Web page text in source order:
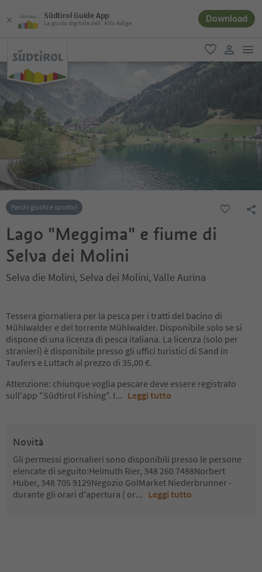
Südtirol Guide App
La guida digitale dell´Alto Adige Download
favoriti
user link
Parchi giochi e sportivi
Lago "Meggima" e fiume di
Selva dei Molini
Selva die Molini, Selva dei Molini, Valle Aurina
Tessera giornaliera per la pesca per i tratti del bacino di
Mühlwalder e del torrente Mühlwalder. Disponibile solo se si
dispone di una licenza di pesca italiana. La licenza (solo per
stranieri) è disponibile presso gli uffici turistici di Sand in
Taufers e Luttach al prezzo di 35,00 €.
Attenzione: chiunque voglia pescare deve essere registrato
sull'app "Südtirol Fishing". I... Leggi tutto
Novità
Gli permessi giornalieri sono disponibili presso le persone
elencate di seguito:Helmuth Rier, 348 260 7488Norbert
Huber, 348 705 9129Negozio GolMarket Niederbrunner -
durante gli orari d'apertura ( or... Leggi tutto